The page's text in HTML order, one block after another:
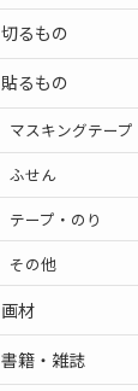
切るもの
貼るもの
マスキングテープ
ふせん
テープ・のり
その他
画材
書籍・雑誌